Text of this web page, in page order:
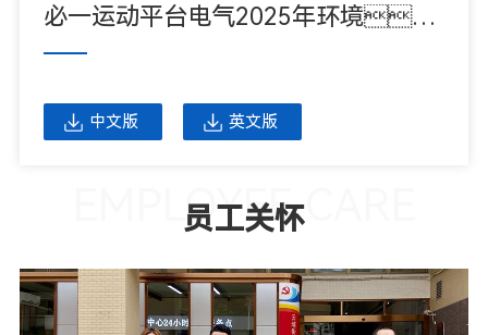
必一运动平台电气2025年环境、社会及公司治理(ESG)报告
中文版 英文版
EMPLOYEE CARE
员工关怀